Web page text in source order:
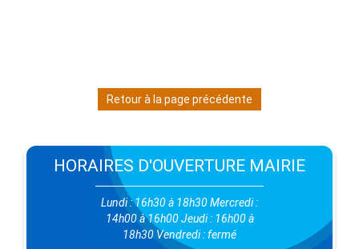
Retour à la page précédente
HORAIRES D'OUVERTURE MAIRIE
Lundi : 16h30 à 18h30 Mercredi :
14h00 à 16h00 Jeudi : 16h00 à
18h30 Vendredi : fermé